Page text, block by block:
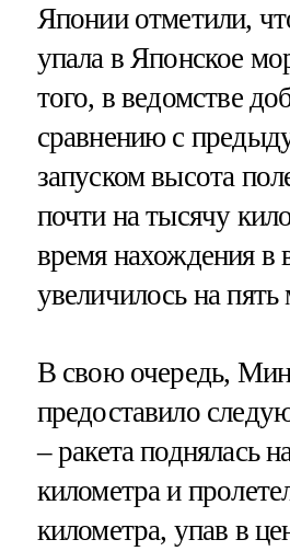
Японии отметили,
упала в Японское
того, в ведомстве
сравнению с
запуском высота
почти на тысячу
время нахождения в
увеличилось на пять
В свою очередь,
предоставило
– ракета поднялась
километра и
километра, упав в